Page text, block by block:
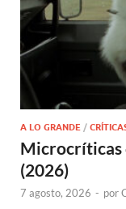
A LO GRANDE /
Microcríticas
(2026)
7 agosto, 2026 - por